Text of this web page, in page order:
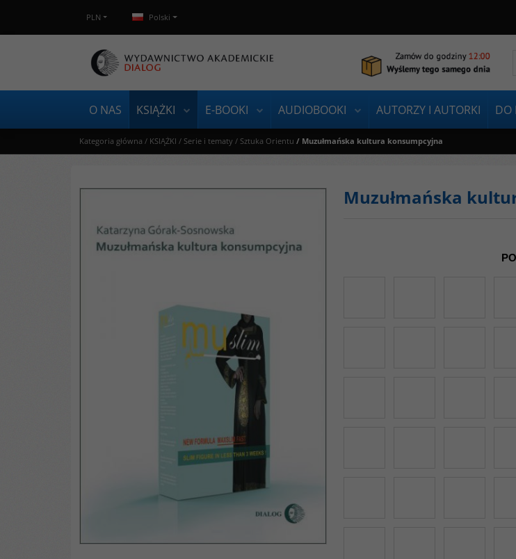
PLN Polski
O NAS KSIĄŻKI E-BOOKI AUDIOBOOKI AUTORZY I AUTORKI DO
Kategoria główna / KSIĄŻKI / Serie i tematy / Sztuka Orientu / Muzułmańska kultura konsumpcyjna
Muzułmańska